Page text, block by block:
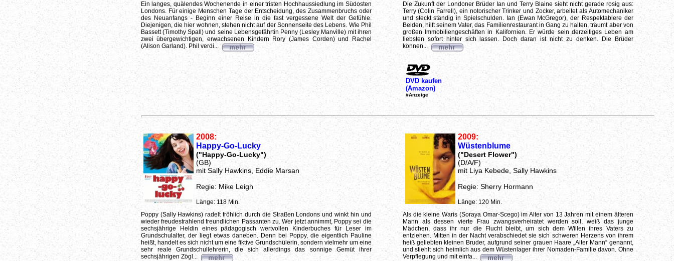
Ein langes, quälendes Wochenende in einer tristen Hochhaussiedlung im Südosten
Londons. Für einige Menschen Tage der Entscheidung, des Zusammenbruchs oder
des Neuanfangs - Beginn einer Reise in die fast vergessene Welt der Gefühle.
Diejenigen, die hier wohnen, stehen nicht auf der Sonnenseite des Lebens. Wie Phil
Bassett (Timothy Spall) und seine Lebensgefährtin Penny (Lesley Manville) mit ihren
zwei übergewichtigen, erwachsenen Kindern Rory (James Corden) und Rachel
(Alison Garland). Phil verdi...
Die Zukunft der Londoner Brüder Ian und Terry Blaine sieht nicht gerade rosig aus:
Terry (Colin Farrell), ein notorischer Trinker und Zocker, arbeitet als Automechaniker
und steckt ständig in Spielschulden. Ian (Ewan McGregor), der Respektablere der
Beiden, hilft seinem Vater, das Familienrestaurant in Gang zu halten, träumt aber von
großen Immobiliengeschäften in Kalifornien. Er würde sein derzeitiges Leben am
liebsten sofort hinter sich lassen. Doch daran ist nicht zu denken. Die Brüder
können...
DVD kaufen
(Amazon)
#Anzeige
2008:
Happy-Go-Lucky
("Happy-Go-Lucky")
(GB)
mit Sally Hawkins, Eddie Marsan
Regie: Mike Leigh
Länge: 118 Min.
Poppy (Sally Hawkins) radelt fröhlich durch die Straßen Londons und winkt hin und
wieder freudestrahlend freundlichen Passanten zu. Wer jetzt annimmt, Poppy sei die
sechsjährige Heldin eines pädagogisch wertvollen Kinderbuches für Leser im
Grundschulalter, der liegt etwas daneben. Denn bei Poppy, die eigentlich Pauline
heißt, handelt es sich nicht um eine fiktive Grundschülerin, sondern vielmehr um eine
sehr reale Grundschullehrerin, die sich allerdings das sonnige Gemüt ihrer
sechsjährigen Zögl...
2009:
Wüstenblume
("Desert Flower")
(D/A/F)
mit Liya Kebede, Sally Hawkins
Regie: Sherry Hormann
Länge: 120 Min.
Als die kleine Waris (Soraya Omar-Scego) im Alter von 13 Jahren mit einem älteren
Mann als dessen vierte Frau zwangsverheiratet werden soll, weiß das junge
Mädchen, dass ihr nur die Flucht bleibt, um sich dem Willen ihres Vaters zu
entziehen. Mitten in der Nacht verabschiedet sie sich schweren Herzens von ihrem
heiß geliebten kleinen Bruder, aufgrund seiner grauen Haare „Alter Mann“ genannt,
und stiehlt sich heimlich aus dem Wüstenlager ihrer Nomaden-Familie davon. Ohne
Verpflegung und mit einfa...